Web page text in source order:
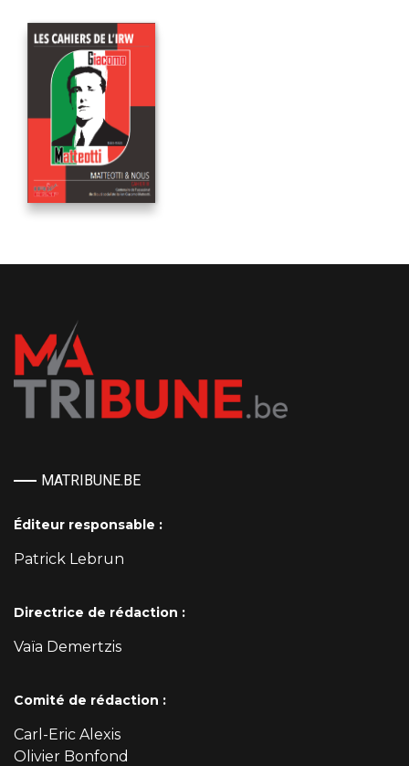
MATRIBUNE.BE
Éditeur responsable :
Patrick Lebrun
Directrice de rédaction :
Vaïa Demertzis
Comité de rédaction :
Carl-Eric Alexis
Olivier Bonfond